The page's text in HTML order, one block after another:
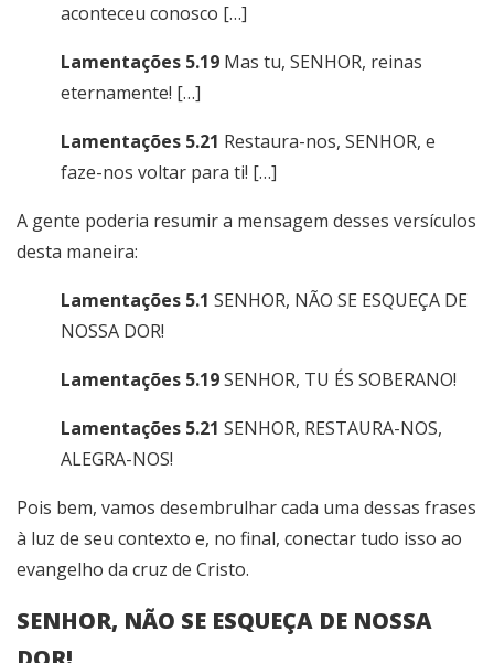
aconteceu conosco […]
Lamentações 5.19 Mas tu, SENHOR, reinas
eternamente! […]
Lamentações 5.21 Restaura-nos, SENHOR, e
faze-nos voltar para ti! […]
A gente poderia resumir a mensagem desses versículos
desta maneira:
Lamentações 5.1 SENHOR, NÃO SE ESQUEÇA DE
NOSSA DOR!
Lamentações 5.19SENHOR, TU ÉS SOBERANO!
Lamentações 5.21 SENHOR, RESTAURA-NOS,
ALEGRA-NOS!
Pois bem, vamos desembrulhar cada uma dessas frases
à luz de seu contexto e, no final, conectar tudo isso ao
evangelho da cruz de Cristo.
SENHOR, NÃO SE ESQUEÇA DE NOSSA